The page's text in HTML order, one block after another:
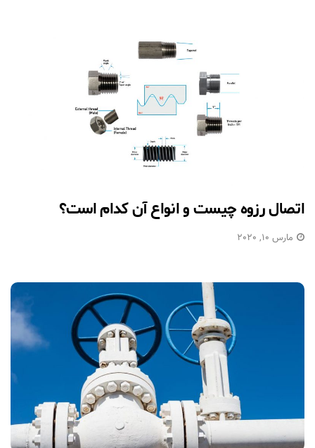
اتصال رزوه چیست و انواع آن کدام است؟
مارس 10, 2020